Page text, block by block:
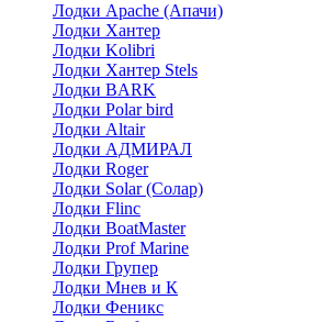
Лодки Apache (Апачи)
Лодки Хантер
Лодки Kolibri
Лодки Хантер Stels
Лодки BARK
Лодки Polar bird
Лодки Altair
Лодки АДМИРАЛ
Лодки Roger
Лодки Solar (Солар)
Лодки Flinc
Лодки BoatMaster
Лодки Prof Marine
Лодки Групер
Лодки Мнев и К
Лодки Феникс